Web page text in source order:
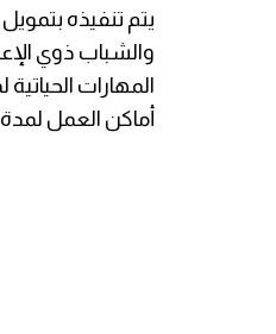
يتم تنفيذه
والشباب ذوي
المهارات
أماكن العمل